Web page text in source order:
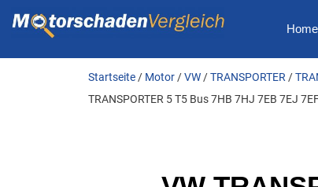
Home
Startseite / Motor /VW /TRANSPORTER /
TRANSPORTER 5 T5 Bus 7HB 7HJ 7EB 7EJ